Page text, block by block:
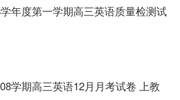
年度第一学期高三英语质量检测试
学期高三英语12月月考试卷 上教